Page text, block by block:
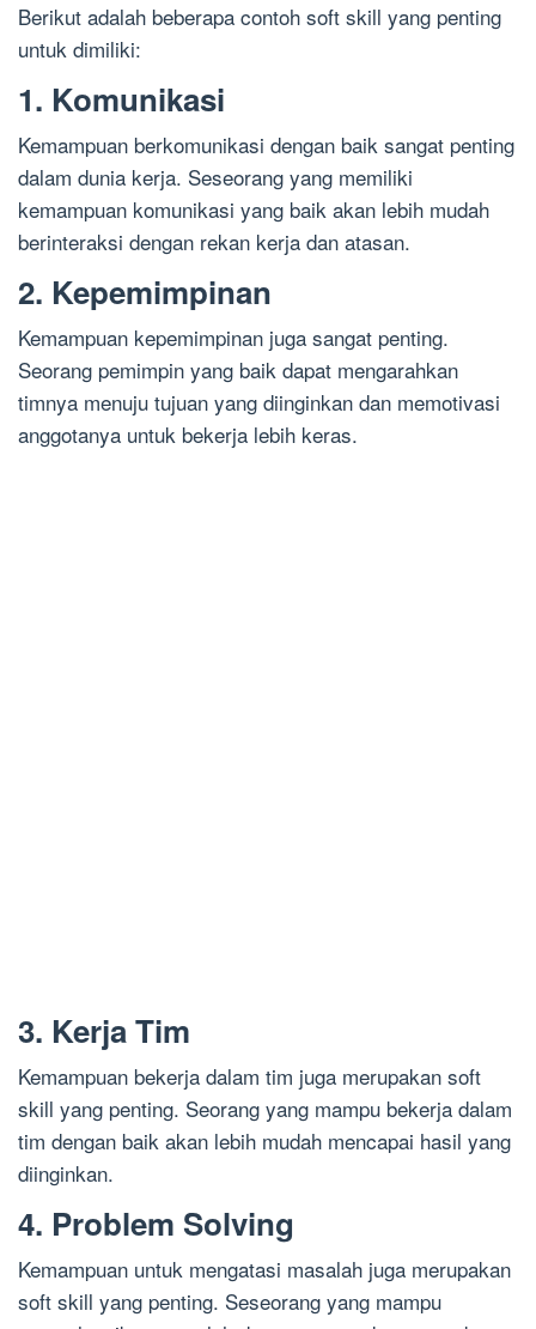
Berikut adalah beberapa contoh soft skill yang penting
untuk dimiliki:
1. Komunikasi
Kemampuan berkomunikasi dengan baik sangat penting
dalam dunia kerja. Seseorang yang memiliki
kemampuan komunikasi yang baik akan lebih mudah
berinteraksi dengan rekan kerja dan atasan.
2. Kepemimpinan
Kemampuan kepemimpinan juga sangat penting.
Seorang pemimpin yang baik dapat mengarahkan
timnya menuju tujuan yang diinginkan dan memotivasi
anggotanya untuk bekerja lebih keras.
3. Kerja Tim
Kemampuan bekerja dalam tim juga merupakan soft
skill yang penting. Seorang yang mampu bekerja dalam
tim dengan baik akan lebih mudah mencapai hasil yang
diinginkan.
4. Problem Solving
Kemampuan untuk mengatasi masalah juga merupakan
soft skill yang penting. Seseorang yang mampu